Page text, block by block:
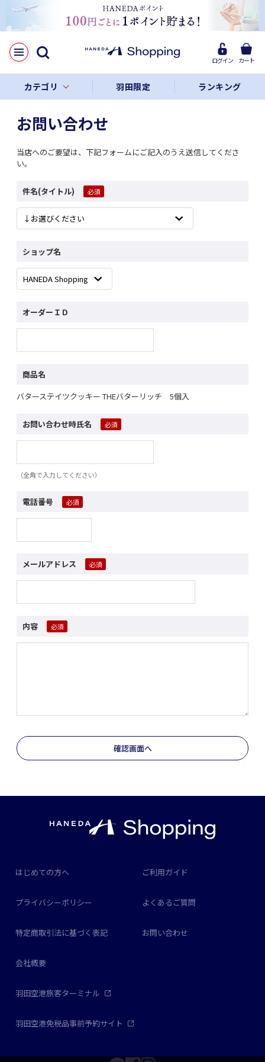
ログイン カート
カテゴリ 羽田限定 ランキング
お問い合わせ
当店へのご要望は、下記フォームにご記入のうえ送信してくださ
い。
件名(タイトル)
ショップ名
オーダーＩＤ
商品名
バターステイツクッキー THEバターリッチ 5個入
お問い合わせ時氏名
（全角で入力してください）
電話番号
メールアドレス
内容
はじめての方へ ご利用ガイド
プライバシーポリシー よくあるご質問
特定商取引法に基づく表記 お問い合わせ
会社概要
羽田空港旅客ターミナル
羽田空港免税品事前予約サイト